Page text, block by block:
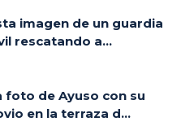
imagen de un guardia
rescatando a...
foto de Ayuso con su
en la terraza d...